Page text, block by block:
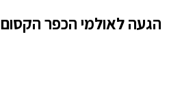
הגעה לאולמי הכפר הקסום